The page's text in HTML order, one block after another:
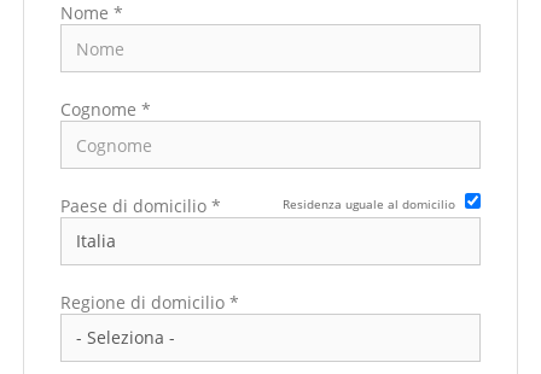
Nome *
Cognome *
Paese di domicilio * Residenza uguale al domicilio
Regione di domicilio *